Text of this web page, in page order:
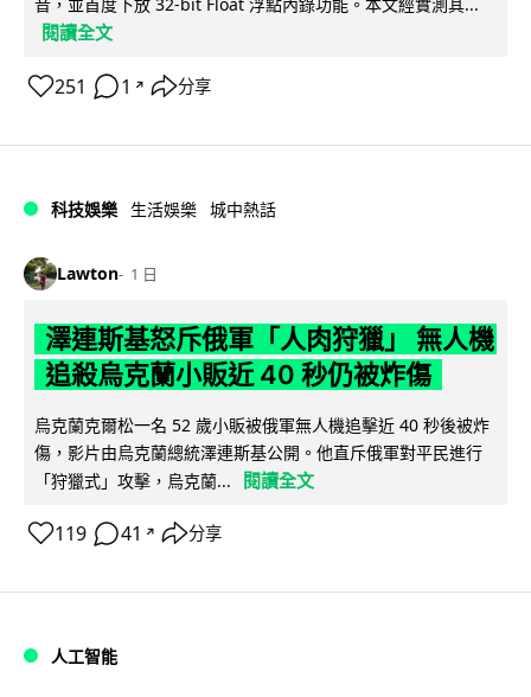
音，並首度下放 32-bit Float 浮點內錄功能。本文經實測其...
閱讀全文
251 1 ↗ 分享
科技娛樂 生活娛樂 城中熱話
Lawton 1 日
澤連斯基怒斥俄軍「人肉狩獵」 無人機
追殺烏克蘭小販近 40 秒仍被炸傷
烏克蘭克爾松一名 52 歲小販被俄軍無人機追擊近 40 秒後被炸
傷，影片由烏克蘭總統澤連斯基公開。他直斥俄軍對平民進行
「狩獵式」攻擊，烏克蘭...
閱讀全文
119 41 ↗ 分享
人工智能